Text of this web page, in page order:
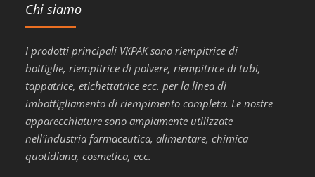
Chi siamo
I prodotti principali VKPAK sono riempitrice di
bottiglie, riempitrice di polvere, riempitrice di tubi,
tappatrice, etichettatrice ecc. per la linea di
imbottigliamento di riempimento completa. Le nostre
apparecchiature sono ampiamente utilizzate
nell'industria farmaceutica, alimentare, chimica
quotidiana, cosmetica, ecc.